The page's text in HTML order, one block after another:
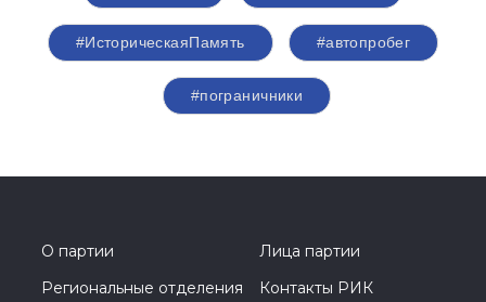
#ИсторическаяПамять #автопробег
#пограничники
О партии
Лица партии
Региональные отделения
Контакты РИК